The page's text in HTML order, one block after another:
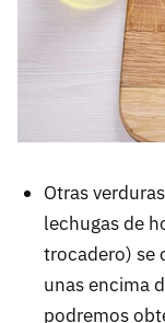
Otras
lechugas de
trocadero) se
unas encima
podremos